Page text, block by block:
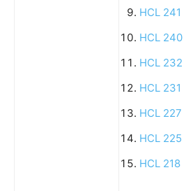
HCL 241
HCL 240
HCL 232
HCL 231
HCL 227
HCL 225
HCL 218